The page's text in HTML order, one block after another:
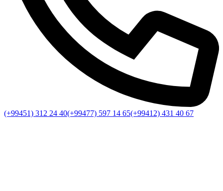
(+99451) 312 24 40(+99477) 597 14 65(+99412) 431 40 67